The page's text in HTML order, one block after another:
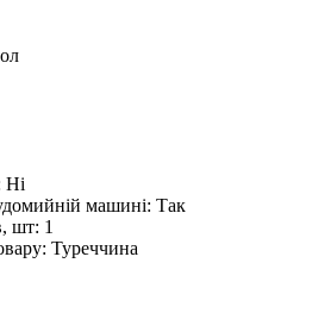
Ні
машині: Так
шт: 1
Туреччина